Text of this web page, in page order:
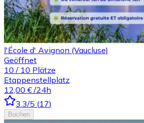
l'École d' Avignon (Vaucluse)
Geöffnet
10 / 10 Plätze
Etappenstellplatz
12,00 € /24h
3.3/5 (17)
Buchen